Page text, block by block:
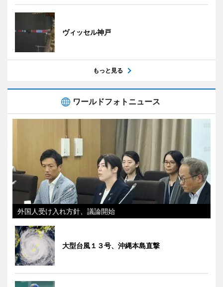
ヴィッセル神戸
もっと見る
ワールドフォトニュース
外国人受け入れ方針、議論開始
大型台風１３号、沖縄本島直撃